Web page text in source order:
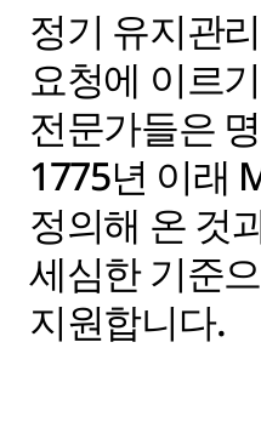
정기 유지관
요청에 이르
전문가들은
1775년 이래
정의해 온 것
세심한 기준
지원합니다.